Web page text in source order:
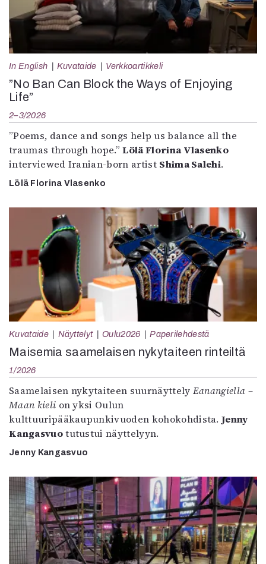
In English Kuvataide Verkkoartikkeli
”No Ban Can Block the Ways of Enjoying
Life”
2–3/2026
”Poems, dance and songs help us balance all the
traumas through hope.”Lölä Florina Vlasenko
interviewed Iranian-born artist Shima Salehi.
Lölä Florina Vlasenko
Kuvataide Näyttelyt Oulu2026 Paperilehdestä
Maisemia saamelaisen nykytaiteen rinteiltä
1/2026
Saamelaisen nykytaiteen suurnäyttely Eanangiella –
Maan kieli on yksi Oulun
kulttuuripääkaupunkivuoden kohokohdista.Jenny
Kangasvuotutustui näyttelyyn.
Jenny Kangasvuo